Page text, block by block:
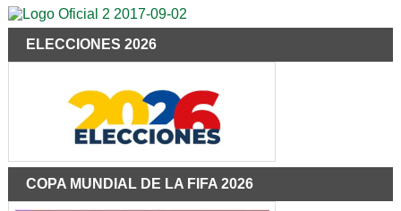
ELECCIONES 2026
COPA MUNDIAL DE LA FIFA 2026